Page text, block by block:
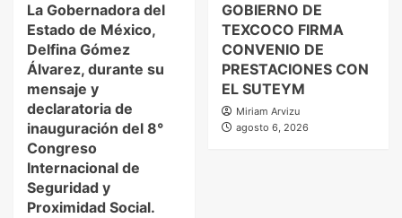
La Gobernadora del
Estado de México,
Delfina Gómez
Álvarez, durante su
mensaje y
declaratoria de
inauguración del 8°
Congreso
Internacional de
Seguridad y
Proximidad Social.
GOBIERNO DE
TEXCOCO FIRMA
CONVENIO DE
PRESTACIONES CON
EL SUTEYM
Miriam Arvizu
agosto 6, 2026